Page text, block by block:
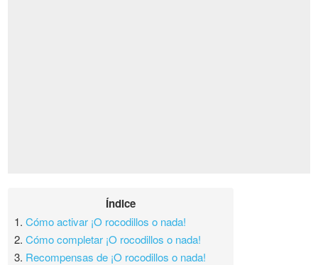
Índice
1.Cómo activar ¡O rocodillos o nada!
2.Cómo completar ¡O rocodillos o nada!
3. Recompensas de ¡O rocodillos o nada!